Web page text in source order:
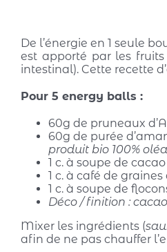
De l’énergie en 1 seule
est apporté par les
intestinal). Cette recette
Pour 5 energy balls :
60g de pruneaux
60g de purée
produit bio 100%
1 c. à soupe de
1 c. à café de graines
1 c. à soupe de
Déco / finition :
Mixer les ingrédients (
afin de ne pas chauffer